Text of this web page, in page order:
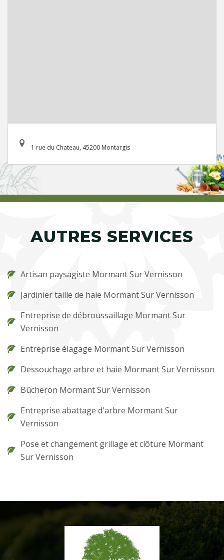
1 rue du Chateau, 45200 Montargis
AUTRES SERVICES
Artisan paysagiste Mormant Sur Vernisson
Jardinier taille de haie Mormant Sur Vernisson
Entreprise de débroussaillage Mormant Sur
Vernisson
Entreprise élagage Mormant Sur Vernisson
Dessouchage arbre et haie Mormant Sur Vernisson
Bûcheron Mormant Sur Vernisson
Entreprise abattage d'arbre Mormant Sur
Vernisson
Pose et changement grillage et clôture Mormant
Sur Vernisson